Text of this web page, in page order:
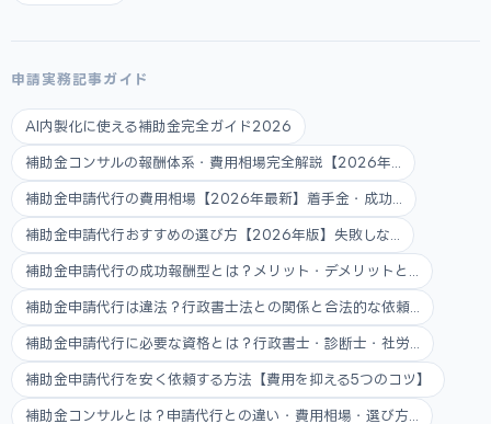
申請実務記事ガイド
AI内製化に使える補助金完全ガイド2026
補助金コンサルの報酬体系・費用相場完全解説【2026年...
補助金申請代行の費用相場【2026年最新】着手金・成功...
補助金申請代行おすすめの選び方【2026年版】失敗しな...
補助金申請代行の成功報酬型とは？メリット・デメリットと...
補助金申請代行は違法？行政書士法との関係と合法的な依頼...
補助金申請代行に必要な資格とは？行政書士・診断士・社労...
補助金申請代行を安く依頼する方法【費用を抑える5つのコツ】
補助金コンサルとは？申請代行との違い・費用相場・選び方...